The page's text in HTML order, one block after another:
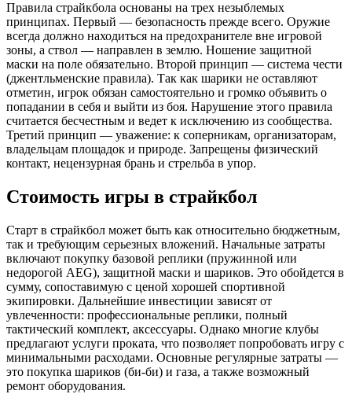
Правила страйкбола основаны на трех незыблемых
принципах. Первый — безопасность прежде всего. Оружие
всегда должно находиться на предохранителе вне игровой
зоны, а ствол — направлен в землю. Ношение защитной
маски на поле обязательно. Второй принцип — система чести
(джентльменские правила). Так как шарики не оставляют
отметин, игрок обязан самостоятельно и громко объявить о
попадании в себя и выйти из боя. Нарушение этого правила
считается бесчестным и ведет к исключению из сообщества.
Третий принцип — уважение: к соперникам, организаторам,
владельцам площадок и природе. Запрещены физический
контакт, нецензурная брань и стрельба в упор.
Стоимость игры в страйкбол
Старт в страйкбол может быть как относительно бюджетным,
так и требующим серьезных вложений. Начальные затраты
включают покупку базовой реплики (пружинной или
недорогой AEG), защитной маски и шариков. Это обойдется в
сумму, сопоставимую с ценой хорошей спортивной
экипировки. Дальнейшие инвестиции зависят от
увлеченности: профессиональные реплики, полный
тактический комплект, аксессуары. Однако многие клубы
предлагают услуги проката, что позволяет попробовать игру с
минимальными расходами. Основные регулярные затраты —
это покупка шариков (би-би) и газа, а также возможный
ремонт оборудования.